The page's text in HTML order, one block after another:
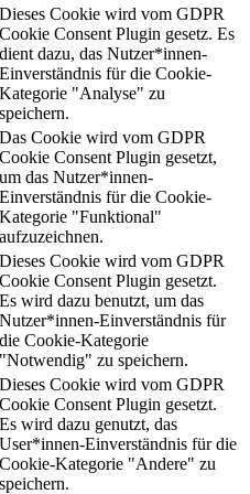
Dieses Cookie wird vom GDPR
Cookie Consent Plugin gesetz. Es
dient dazu, das Nutzer*innen-
Einverständnis für die Cookie-
Kategorie "Analyse" zu
speichern.
Das Cookie wird vom GDPR
Cookie Consent Plugin gesetzt,
um das Nutzer*innen-
Einverständnis für die Cookie-
Kategorie "Funktional"
aufzuzeichnen.
Dieses Cookie wird vom GDPR
Cookie Consent Plugin gesetzt.
Es wird dazu benutzt, um das
Nutzer*innen-Einverständnis für
die Cookie-Kategorie
"Notwendig" zu speichern.
Dieses Cookie wird vom GDPR
Cookie Consent Plugin gesetzt.
Es wird dazu genutzt, das
User*innen-Einverständnis für die
Cookie-Kategorie "Andere" zu
speichern.